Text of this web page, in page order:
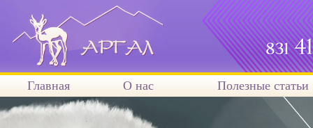
Главная О нас Полезные статьи